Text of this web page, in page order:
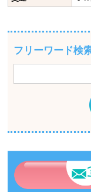
フリーワード検